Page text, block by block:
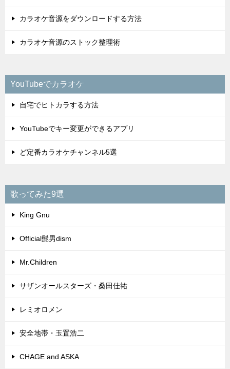
カラオケ音源をダウンロードする方法
カラオケ音源のストック整理術
YouTubeでカラオケ
自宅でヒトカラする方法
YouTubeでキー変更ができるアプリ
ど定番カラオケチャンネル5選
歌ってみた9選
King Gnu
Official髭男dism
Mr.Children
サザンオールスターズ・桑田佳祐
レミオロメン
安全地帯・玉置浩二
CHAGE and ASKA